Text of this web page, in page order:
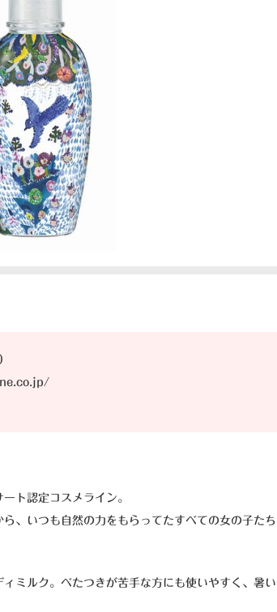
ト認定コスメライン。
、いつも自然の力をもらってたすべての女の子たち
ミルク。べたつきが苦手な方にも使いやすく、暑